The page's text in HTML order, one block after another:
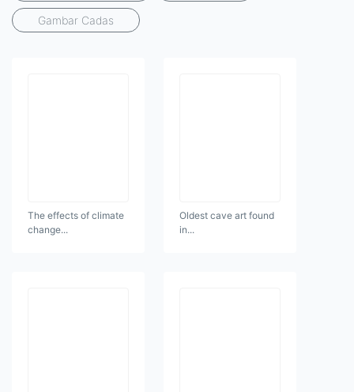
Gambar Cadas
The effects of climate
change...
Oldest cave art found
in...